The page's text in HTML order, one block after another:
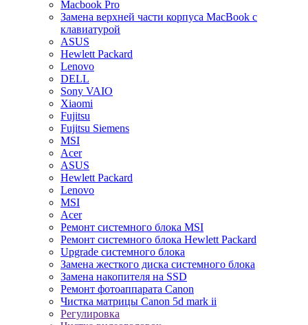
Macbook Pro
Замена верхней части корпуса MacBook с
клавиатурой
ASUS
Hewlett Packard
Lenovo
DELL
Sony VAIO
Xiaomi
Fujitsu
Fujitsu Siemens
MSI
Acer
ASUS
Hewlett Packard
Lenovo
MSI
Acer
Ремонт системного блока MSI
Ремонт системного блока Hewlett Packard
Upgrade системного блока
Замена жесткого диска системного блока
Замена накопителя на SSD
Ремонт фотоаппарата Canon
Чистка матрицы Canon 5d mark ii
Регулировка